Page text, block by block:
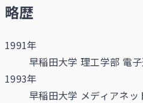
略歴
1991年
早稲田大学 理工学部 電
1993年
早稲田大学 メディアネ